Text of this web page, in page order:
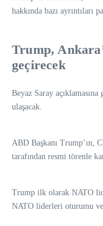
hakkında bazı ayrıntıları
Trump,
geçirecek
Beyaz Saray
ulaşacak.
ABD Başkanı Trump’ın,
tarafından resmi törenle
Trump ilk olarak NATO
NATO liderleri oturumu